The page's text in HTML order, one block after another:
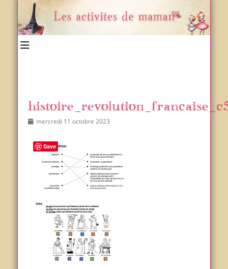
Postedmercredi 11 octobre 2023
Save